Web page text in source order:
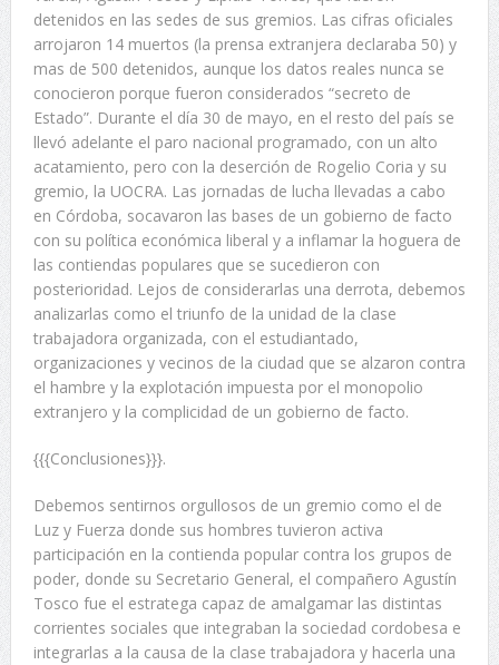
detenidos en las sedes de sus gremios. Las cifras oficiales
arrojaron 14 muertos (la prensa extranjera declaraba 50) y
mas de 500 detenidos, aunque los datos reales nunca se
conocieron porque fueron considerados “secreto de
Estado”. Durante el día 30 de mayo, en el resto del país se
llevó adelante el paro nacional programado, con un alto
acatamiento, pero con la deserción de Rogelio Coria y su
gremio, la UOCRA. Las jornadas de lucha llevadas a cabo
en Córdoba, socavaron las bases de un gobierno de facto
con su política económica liberal y a inflamar la hoguera de
las contiendas populares que se sucedieron con
posterioridad. Lejos de considerarlas una derrota, debemos
analizarlas como el triunfo de la unidad de la clase
trabajadora organizada, con el estudiantado,
organizaciones y vecinos de la ciudad que se alzaron contra
el hambre y la explotación impuesta por el monopolio
extranjero y la complicidad de un gobierno de facto.
{{{Conclusiones}}}.
Debemos sentirnos orgullosos de un gremio como el de
Luz y Fuerza donde sus hombres tuvieron activa
participación en la contienda popular contra los grupos de
poder, donde su Secretario General, el compañero Agustín
Tosco fue el estratega capaz de amalgamar las distintas
corrientes sociales que integraban la sociedad cordobesa e
integrarlas a la causa de la clase trabajadora y hacerla una